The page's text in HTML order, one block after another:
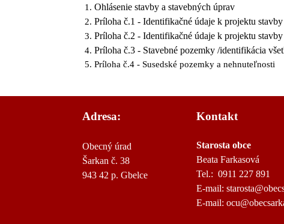
Ohlásenie stavby a stavebných úprav
Príloha č.1 - Identifikačné údaje k projektu stavby
Príloha č.2 - Identifikačné údaje k projektu stavby
Príloha č.3 - Stavebné pozemky /identifikácia
Príloha č.4 - Susedské pozemky a nehnuteľnosti
Adresa:
Obecný úrad
Šarkan č. 38
943 42 p. Gbelce
Kontakt
Starosta obce
Beata Farkasová
Tel.: 0911 227 891
E-mail:
E-mail: